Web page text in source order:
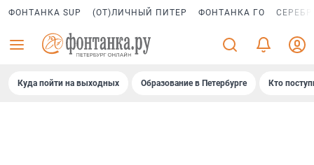
ФОНТАНКА SUP (ОТ)ЛИЧНЫЙ ПИТЕР ФОНТАНКА ГО
Куда пойти на выходных Образование в Петербурге Кто